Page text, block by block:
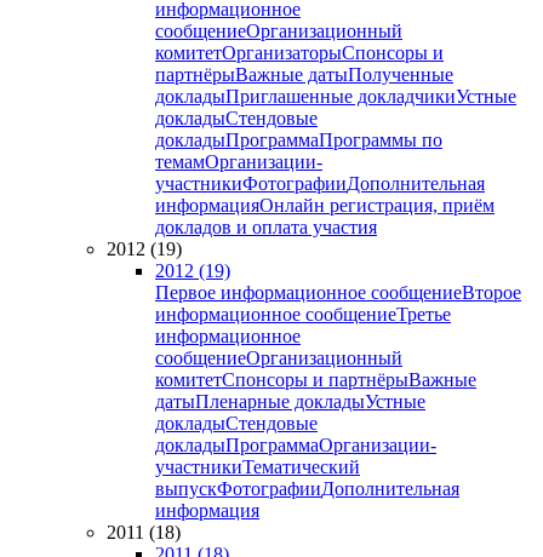
информационное
сообщениеОрганизационный
комитетОрганизаторыСпонсоры и
партнёрыВажные датыПолученные
докладыПриглашенные докладчикиУстные
докладыСтендовые
докладыПрограммаПрограммы по
темамОрганизации-
участникиФотографииДополнительная
информацияОнлайн регистрация, приём
докладов и оплата участия
2012 (19)
2012 (19)
Первое информационное сообщениеВторое
информационное сообщениеТретье
информационное
сообщениеОрганизационный
комитетСпонсоры и партнёрыВажные
датыПленарные докладыУстные
докладыСтендовые
докладыПрограммаОрганизации-
участникиТематический
выпускФотографииДополнительная
информация
2011 (18)